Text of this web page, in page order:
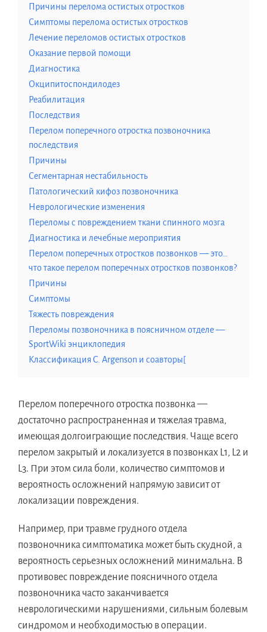
Причины перелома остистых отростков
Симптомы перелома остистых отростков
Лечение переломов остистых отростков
Оказание первой помощи
Диагностика
Окципитоспондилодез
Реабилитация
Последствия
Перелом поперечного отростка позвоночника
последствия
Причины
Сегментарная нестабильность
Патологический кифоз позвоночника
Неврологические изменения
Переломы с повреждением ткани спинного мозга
Диагностика и лечебные мероприятия
Перелом поперечных отростков позвонков — это…
что такое перелом поперечных отростков позвонков?
Причины
Симптомы
Тяжесть повреждения
Переломы позвоночника в поясничном отделе —
SportWiki энциклопедия
Классификация C. Argenson и соавторы[
Перелом поперечного отростка позвонка —
достаточно распространенная и тяжелая травма,
имеющая долгоиграющие последствия. Чаще всего
перелом закрытый и локализуется в позвонках L1, L2 и
L3. При этом сила боли, количество симптомов и
вероятность осложнений напрямую зависит от
локализации повреждения.
Например, при травме грудного отдела
позвоночника симптоматика может быть скудной, а
вероятность серьезных осложнений минимальна. В
противовес повреждение поясничного отдела
позвоночника часто заканчивается
неврологическими нарушениями, сильным болевым
синдромом и необходимостью в операции.